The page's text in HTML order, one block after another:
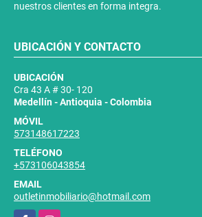
nuestros clientes en forma integra.
UBICACIÓN Y CONTACTO
UBICACIÓN
Cra 43 A # 30- 120
Medellín - Antioquia - Colombia
MÓVIL
573148617223
TELÉFONO
+573106043854
EMAIL
outletinmobiliario@hotmail.com